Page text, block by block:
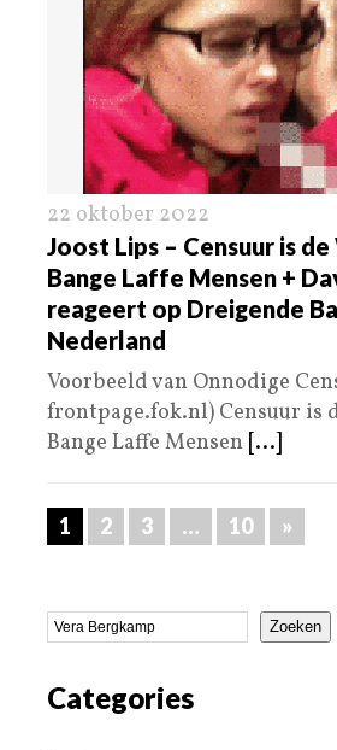
22 oktober 2022
Joost Lips – Censuur is
Bange Laffe Mensen +
reageert op Dreigende
Nederland
Voorbeeld van Onnodige
frontpage.fok.nl) Censuur is
Bange Laffe Mensen [...]
1 2 3 … 10 »
Zoeken
Categories